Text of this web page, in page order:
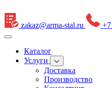
zakaz@arma-stal.ru
Каталог
Услуги
Доставка
Производство